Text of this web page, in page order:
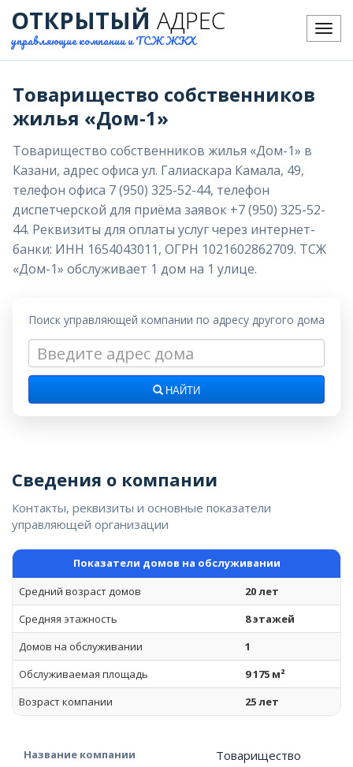
Меню
ОТКРЫТЫЙ АДРЕС
управляющие компании и ТСЖ ЖКХ
Товарищество собственников
жилья «Дом-1»
Товарищество собственников жилья «Дом-1» в
Казани, адрес офиса ул. Галиаскара Камала, 49,
телефон офиса 7 (950) 325-52-44, телефон
диспетчерской для приёма заявок +7 (950) 325-52-
44. Реквизиты для оплаты услуг через интернет-
банки: ИНН 1654043011, ОГРН 1021602862709. ТСЖ
«Дом-1» обслуживает 1 дом на 1 улице.
Поиск управляющей компании по адресу другого дома
НАЙТИ
Сведения о компании
Контакты, реквизиты и основные показатели
управляющей организации
Показатели домов на обслуживании
Средний возраст домов
20 лет
Средняя этажность
8 этажей
Домов на обслуживании
1
Обслуживаемая площадь
9 175 м²
Возраст компании
25 лет
Название компании
Товарищество